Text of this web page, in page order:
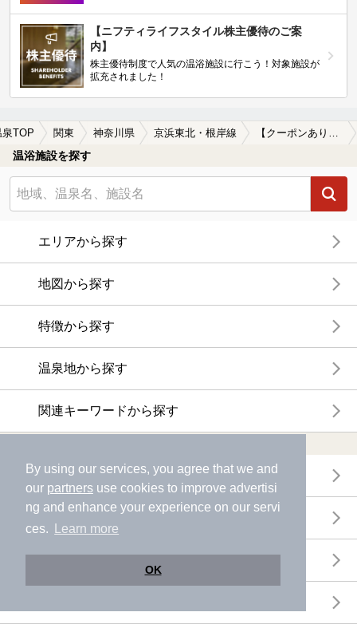
By using our services, you agree that we and
our partners use cookies to improve advertisi
ng and enhance your experience on our servi
ces.
Learn more
OK
【ニフティライフスタイル株主優待のご案
内】
株主優待制度で人気の温浴施設に行こう！対象施設が
拡充されました！
泉TOP 関東 神奈川県 京浜東北・根岸線 【クーポンあり】女子旅・女子会におすすめの京浜東北・根岸線周辺の温泉、日帰り温泉、スーパー銭湯を探す
温浴施設を探す
エリアから探す
地図から探す
特徴から探す
温泉地から探す
関連キーワードから探す
電子チケットが利用できる施設一覧
クーポンが利用できる施設一覧